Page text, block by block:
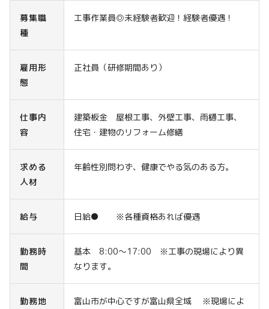
募集職
種
工事作業員◎未経験者歓迎！経験者優遇！
雇用形
態
正社員（研修期間あり）
仕事内
容
建築板金 屋根工事、外壁工事、雨樋工事、
住宅・建物のリフォーム修繕
求める
人材
年齢性別問わず、健康でやる気のある方。
給与 日給● ※各種資格あれば優遇
勤務時
間
基本 8:00～17:00 ※工事の現場により異
なります。
勤務地
富山市が中心ですが富山県全域 ※現場によ